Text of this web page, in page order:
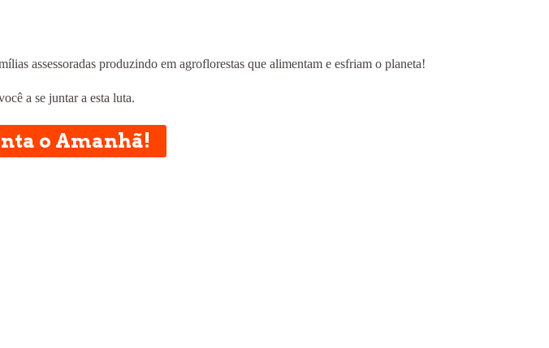
assessoradas produzindo em agroflorestas que alimentam e esfriam o planeta!
a se juntar a esta luta.
o Amanhã!